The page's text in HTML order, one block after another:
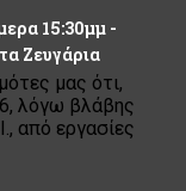
15:30μμ -
Ζευγάρια
μας ότι,
λόγω βλάβης
από εργασίες